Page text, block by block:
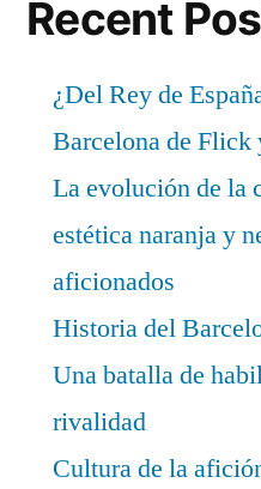
Recent
¿Del Rey de
Barcelona de Flick
La evolución de la
estética naranja y
aficionados
Historia del
Una batalla de
rivalidad
Cultura de la